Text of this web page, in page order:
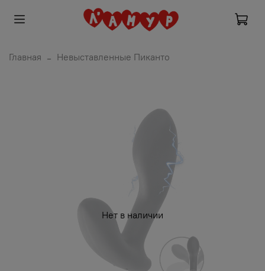
Главная Невыставленные Пиканто
Нет в наличии